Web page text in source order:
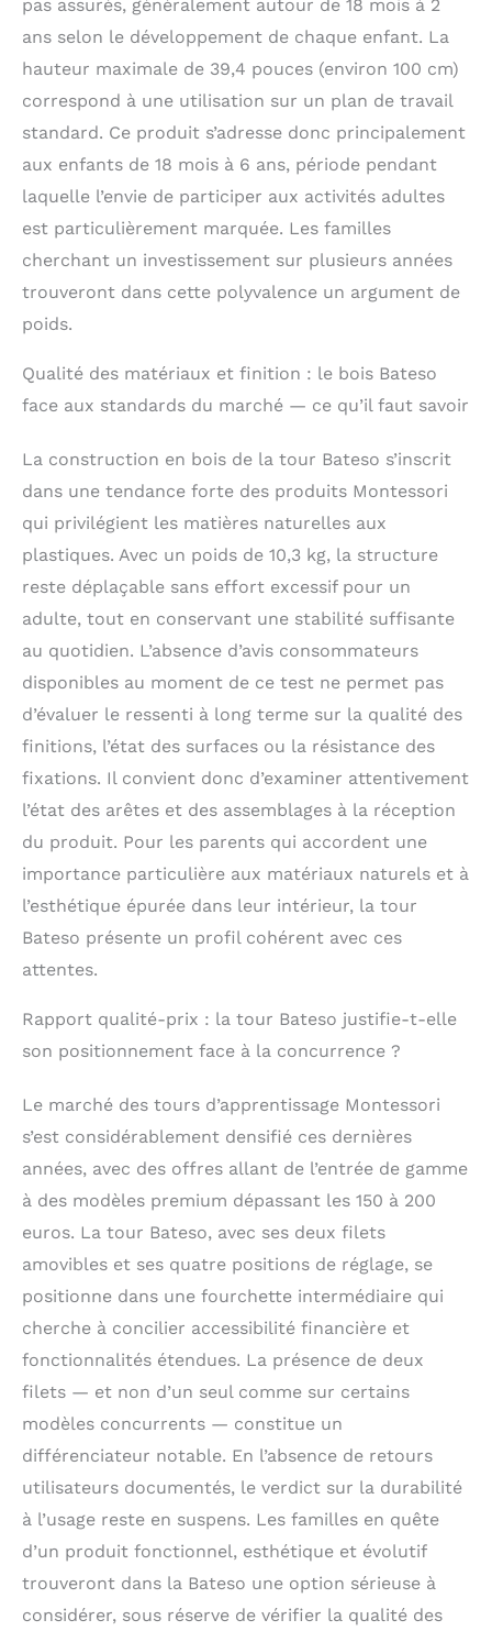
pour tout-petits
permet aux enfants
de participer
facilement et en toute
sécurité à la cuisine, à
la pâtisserie, au lavage
brossage des dents
ou à toute autre
activité manuelle avec
zèle et commodité.
Être bénéfique pour
les enfants renforce la
Quatre hauteurs de
réglage permettent de
des enfants de 18
[Intégrez-le dans votre
décoration d'intérieur]
Notre tabouret de
cuisine pour tout-
petit est conçu pour
s'adapter à une variété
intelligent et
esthétique et la
couleur harmonieuse
ajoutent à votre décor
au lieu de l'enlever. La
pédale à l'avant peut
et rangée dans la tour
debout afin qu'elle ne
prenne pas trop de
trop encombrant !
[ACHAT SANS SOUCIS]
fournirons un service
de retour et de
dans les 180 jours,
ainsi qu'une garantie
de remplacement des
pièces à vie. Si vous
avez des questions
sur l'assemblage ou
l'utilisation de nos
produits, nous ferons
vous satisfaire.
pas assurés, généralement autour de 18 mois à 2
ans selon le développement de chaque enfant. La
hauteur maximale de 39,4 pouces (environ 100 cm)
correspond à une utilisation sur un plan de travail
standard. Ce produit s’adresse donc principalement
aux enfants de 18 mois à 6 ans, période pendant
laquelle l’envie de participer aux activités adultes
est particulièrement marquée. Les familles
cherchant un investissement sur plusieurs années
trouveront dans cette polyvalence un argument de
poids.
Qualité des matériaux et finition : le bois Bateso
face aux standards du marché — ce qu’il faut savoir
La construction en bois de la tour Bateso s’inscrit
dans une tendance forte des produits Montessori
qui privilégient les matières naturelles aux
plastiques. Avec un poids de 10,3 kg, la structure
reste déplaçable sans effort excessif pour un
adulte, tout en conservant une stabilité suffisante
au quotidien. L’absence d’avis consommateurs
disponibles au moment de ce test ne permet pas
d’évaluer le ressenti à long terme sur la qualité des
finitions, l’état des surfaces ou la résistance des
fixations. Il convient donc d’examiner attentivement
l’état des arêtes et des assemblages à la réception
du produit. Pour les parents qui accordent une
importance particulière aux matériaux naturels et à
l’esthétique épurée dans leur intérieur, la tour
Bateso présente un profil cohérent avec ces
attentes.
Rapport qualité-prix : la tour Bateso justifie-t-elle
son positionnement face à la concurrence ?
Le marché des tours d’apprentissage Montessori
s’est considérablement densifié ces dernières
années, avec des offres allant de l’entrée de gamme
à des modèles premium dépassant les 150 à 200
euros. La tour Bateso, avec ses deux filets
amovibles et ses quatre positions de réglage, se
positionne dans une fourchette intermédiaire qui
cherche à concilier accessibilité financière et
fonctionnalités étendues. La présence de deux
filets — et non d’un seul comme sur certains
modèles concurrents — constitue un
différenciateur notable. En l’absence de retours
utilisateurs documentés, le verdict sur la durabilité
à l’usage reste en suspens. Les familles en quête
d’un produit fonctionnel, esthétique et évolutif
trouveront dans la Bateso une option sérieuse à
considérer, sous réserve de vérifier la qualité des